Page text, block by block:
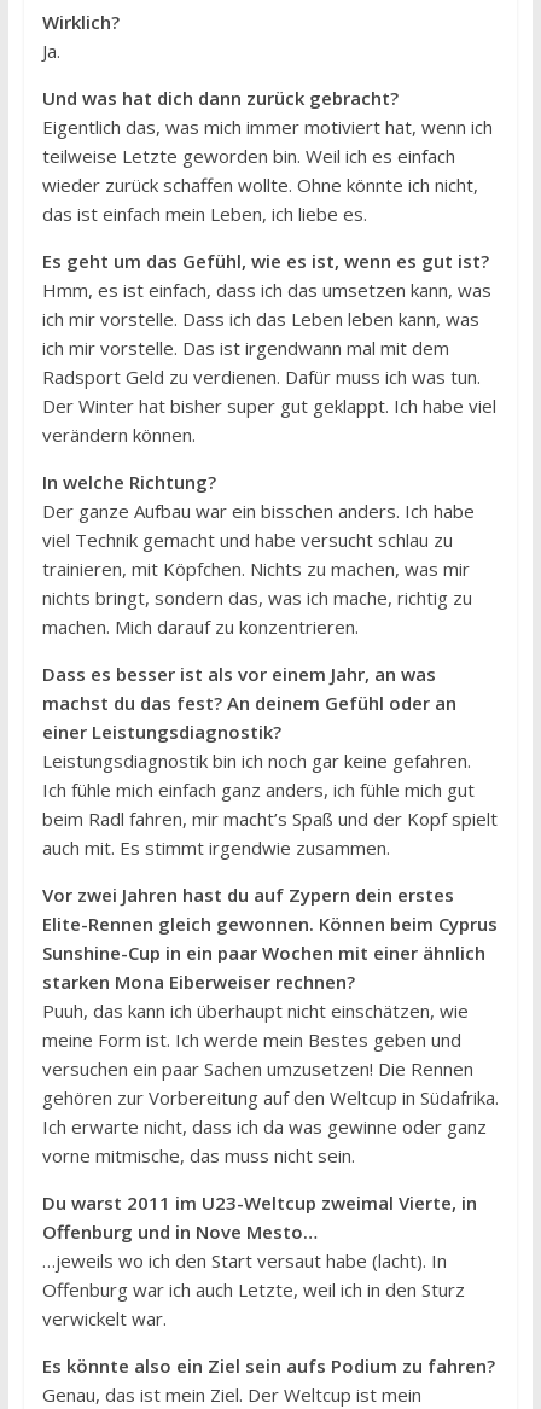
Wirklich?
Ja.
Und was hat dich dann zurück gebracht?
Eigentlich das, was mich immer motiviert hat, wenn ich
teilweise Letzte geworden bin. Weil ich es einfach
wieder zurück schaffen wollte. Ohne könnte ich nicht,
das ist einfach mein Leben, ich liebe es.
Es geht um das Gefühl, wie es ist, wenn es gut ist?
Hmm, es ist einfach, dass ich das umsetzen kann, was
ich mir vorstelle. Dass ich das Leben leben kann, was
ich mir vorstelle. Das ist irgendwann mal mit dem
Radsport Geld zu verdienen. Dafür muss ich was tun.
Der Winter hat bisher super gut geklappt. Ich habe viel
verändern können.
In welche Richtung?
Der ganze Aufbau war ein bisschen anders. Ich habe
viel Technik gemacht und habe versucht schlau zu
trainieren, mit Köpfchen. Nichts zu machen, was mir
nichts bringt, sondern das, was ich mache, richtig zu
machen. Mich darauf zu konzentrieren.
Dass es besser ist als vor einem Jahr, an was
machst du das fest? An deinem Gefühl oder an
einer Leistungsdiagnostik?
Leistungsdiagnostik bin ich noch gar keine gefahren.
Ich fühle mich einfach ganz anders, ich fühle mich gut
beim Radl fahren, mir macht’s Spaß und der Kopf spielt
auch mit. Es stimmt irgendwie zusammen.
Vor zwei Jahren hast du auf Zypern dein erstes
Elite-Rennen gleich gewonnen. Können beim Cyprus
Sunshine-Cup in ein paar Wochen mit einer ähnlich
starken Mona Eiberweiser rechnen?
Puuh, das kann ich überhaupt nicht einschätzen, wie
meine Form ist. Ich werde mein Bestes geben und
versuchen ein paar Sachen umzusetzen! Die Rennen
gehören zur Vorbereitung auf den Weltcup in Südafrika.
Ich erwarte nicht, dass ich da was gewinne oder ganz
vorne mitmische, das muss nicht sein.
Du warst 2011 im U23-Weltcup zweimal Vierte, in
Offenburg und in Nove Mesto…
…jeweils wo ich den Start versaut habe (lacht). In
Offenburg war ich auch Letzte, weil ich in den Sturz
verwickelt war.
Es könnte also ein Ziel sein aufs Podium zu fahren?
Genau, das ist mein Ziel. Der Weltcup ist mein